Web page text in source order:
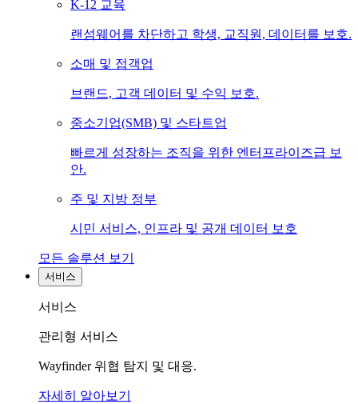
K-12 교육
랜섬웨어를 차단하고 학생, 교직원, 데이터를 보호.
소매 및 접객업
브랜드, 고객 데이터 및 수익 보호.
중소기업(SMB) 및 스타트업
빠르게 성장하는 조직을 위한 엔터프라이즈급 보
안.
주 및 지방 정부
시민 서비스, 인프라 및 공개 데이터 보호
모든 솔루션 보기
서비스
서비스
관리형 서비스
Wayfinder 위협 탐지 및 대응.
자세히 알아보기